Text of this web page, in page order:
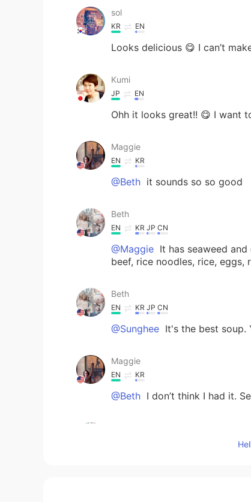
sol
KR EN
Looks delicious 😋 I can’t
Kumi
JP EN
Ohh it looks great!! 😋 I want
Maggie
EN KR
@Beth it sounds so so good
Beth
EN KR JP CN
@Maggie It has seaweed
beef, rice noodles, rice, eggs,
Beth
EN KR JP CN
@Sunghee It's the best soup.
Maggie
EN KR
@Beth I don’t think I had it.